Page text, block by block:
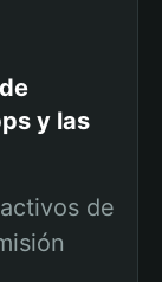
y las
de